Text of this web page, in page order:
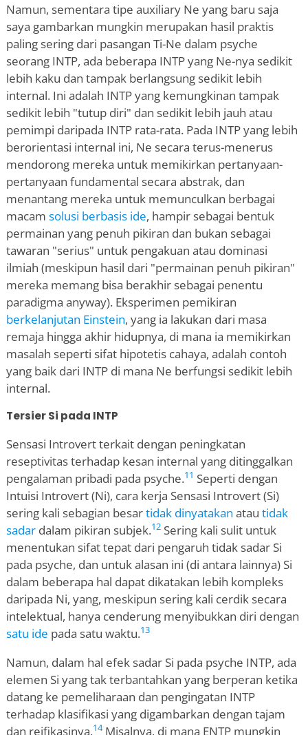
Namun, sementara tipe auxiliary Ne yang baru saja
saya gambarkan mungkin merupakan hasil praktis
paling sering dari pasangan Ti-Ne dalam psyche
seorang INTP, ada beberapa INTP yang Ne-nya sedikit
lebih kaku dan tampak berlangsung sedikit lebih
internal. Ini adalah INTP yang kemungkinan tampak
sedikit lebih "tutup diri" dan sedikit lebih jauh atau
pemimpi daripada INTP rata-rata. Pada INTP yang lebih
berorientasi internal ini, Ne secara terus-menerus
mendorong mereka untuk memikirkan pertanyaan-
pertanyaan fundamental secara abstrak, dan
menantang mereka untuk memunculkan berbagai
macam solusi berbasis ide, hampir sebagai bentuk
permainan yang penuh pikiran dan bukan sebagai
tawaran "serius" untuk pengakuan atau dominasi
ilmiah (meskipun hasil dari "permainan penuh pikiran"
mereka memang bisa berakhir sebagai penentu
paradigma anyway). Eksperimen pemikiran
berkelanjutan Einstein, yang ia lakukan dari masa
remaja hingga akhir hidupnya, di mana ia memikirkan
masalah seperti sifat hipotetis cahaya, adalah contoh
yang baik dari INTP di mana Ne berfungsi sedikit lebih
internal.
Tersier Si pada INTP
Sensasi Introvert terkait dengan peningkatan
reseptivitas terhadap kesan internal yang ditinggalkan
pengalaman pribadi pada psyche.11 Seperti dengan
Intuisi Introvert (Ni), cara kerja Sensasi Introvert (Si)
sering kali sebagian besartidak dinyatakan atau tidak
sadar dalam pikiran subjek.12 Sering kali sulit untuk
menentukan sifat tepat dari pengaruh tidak sadar Si
pada psyche, dan untuk alasan ini (di antara lainnya) Si
dalam beberapa hal dapat dikatakan lebih kompleks
daripada Ni, yang, meskipun sering kali cerdik secara
intelektual, hanya cenderung menyibukkan diri dengan
satu ide pada satu waktu.13
Namun, dalam hal efek sadar Si pada psyche INTP, ada
elemen Si yang tak terbantahkan yang berperan ketika
datang ke pemeliharaan dan pengingatan INTP
terhadap klasifikasi yang digambarkan dengan tajam
dan reifikasinya.14Misalnya, di mana ENTP mungkin